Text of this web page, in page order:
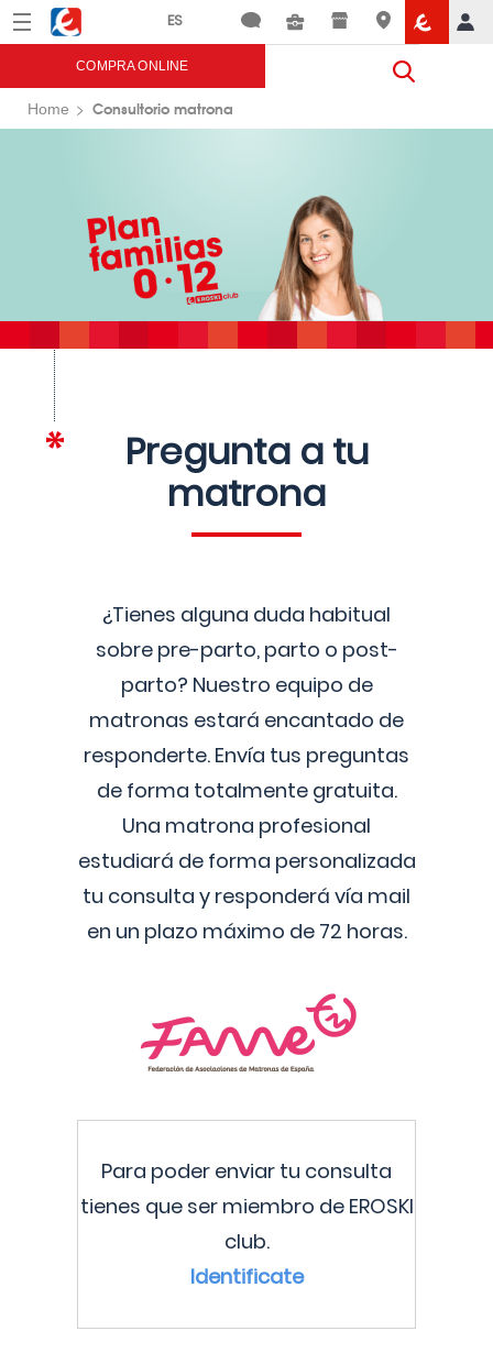
Menú Eroski
COMPRA ONLINE
Home Consultorio matrona
Pregunta a tu
matrona
¿Tienes alguna duda habitual
sobre pre-parto, parto o post-
parto? Nuestro equipo de
matronas estará encantado de
responderte. Envía tus preguntas
de forma totalmente gratuita.
Una matrona profesional
estudiará de forma personalizada
tu consulta y responderá vía mail
en un plazo máximo de 72 horas.
Para poder enviar tu consulta
tienes que ser miembro de EROSKI
club.
Identificate